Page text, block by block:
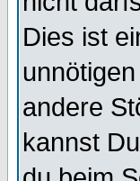
Dies ist
andere
kannst